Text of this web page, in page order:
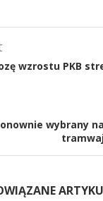
wzrostu PKB
wybrany